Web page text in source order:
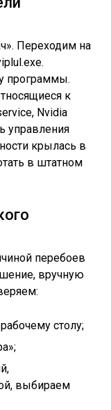
Переходим на
программы.
к
Nvidia
управления
крылась в
в штатном
перебоев
вручную
столу;
выбираем